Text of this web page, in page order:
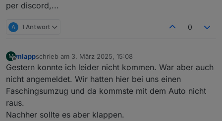
per discord,...
A 1 Antwort 0
M
Offline
mlappschrieb am 3. März 2025, 15:08
zuletzt editiert von
Gestern konnte ich leider nicht kommen. War aber auch
nicht angemeldet. Wir hatten hier bei uns einen
Faschingsumzug und da kommste mit dem Auto nicht
raus.
Nachher sollte es aber klappen.